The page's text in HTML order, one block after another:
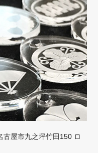
屋市九之坪竹田150 ロ